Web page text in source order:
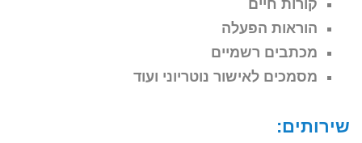
קורות חיים
הוראות הפעלה
מכתבים רשמיים
מסמכים לאישור נוטריוני ועוד
שירותים: